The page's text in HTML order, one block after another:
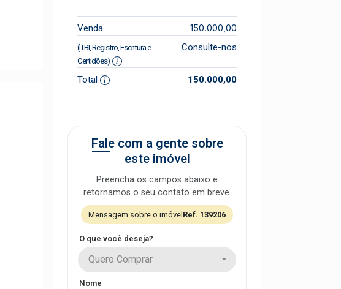
Venda 150.000,00
(ITBI, Registro, Escritura e
Certidões)
Consulte-nos
Total 150.000,00
Fale com a gente sobre
este imóvel
Preencha os campos abaixo e
retornamos o seu contato em breve.
Mensagem sobre o imóvel Ref. 139206
O que você deseja?
Quero Comprar
Nome